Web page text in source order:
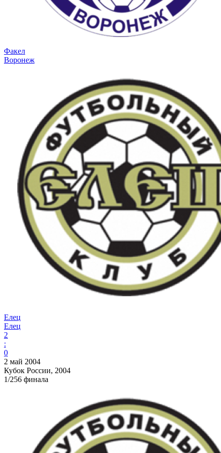
Факел
Воронеж
Елец
Елец
2
:
0
2 май 2004
Кубок России, 2004
1/256 финала